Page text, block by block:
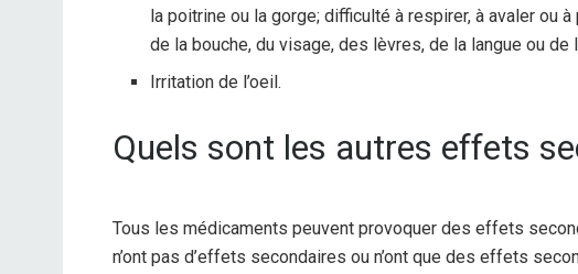
la poitrine ou la gorge; difficulté à respirer, à avaler ou
de la bouche, du visage, des lèvres, de la langue ou de
Irritation de l’oeil.
Quels sont les autres effets
Tous les médicaments peuvent provoquer des effets
n’ont pas d’effets secondaires ou n’ont que des effets